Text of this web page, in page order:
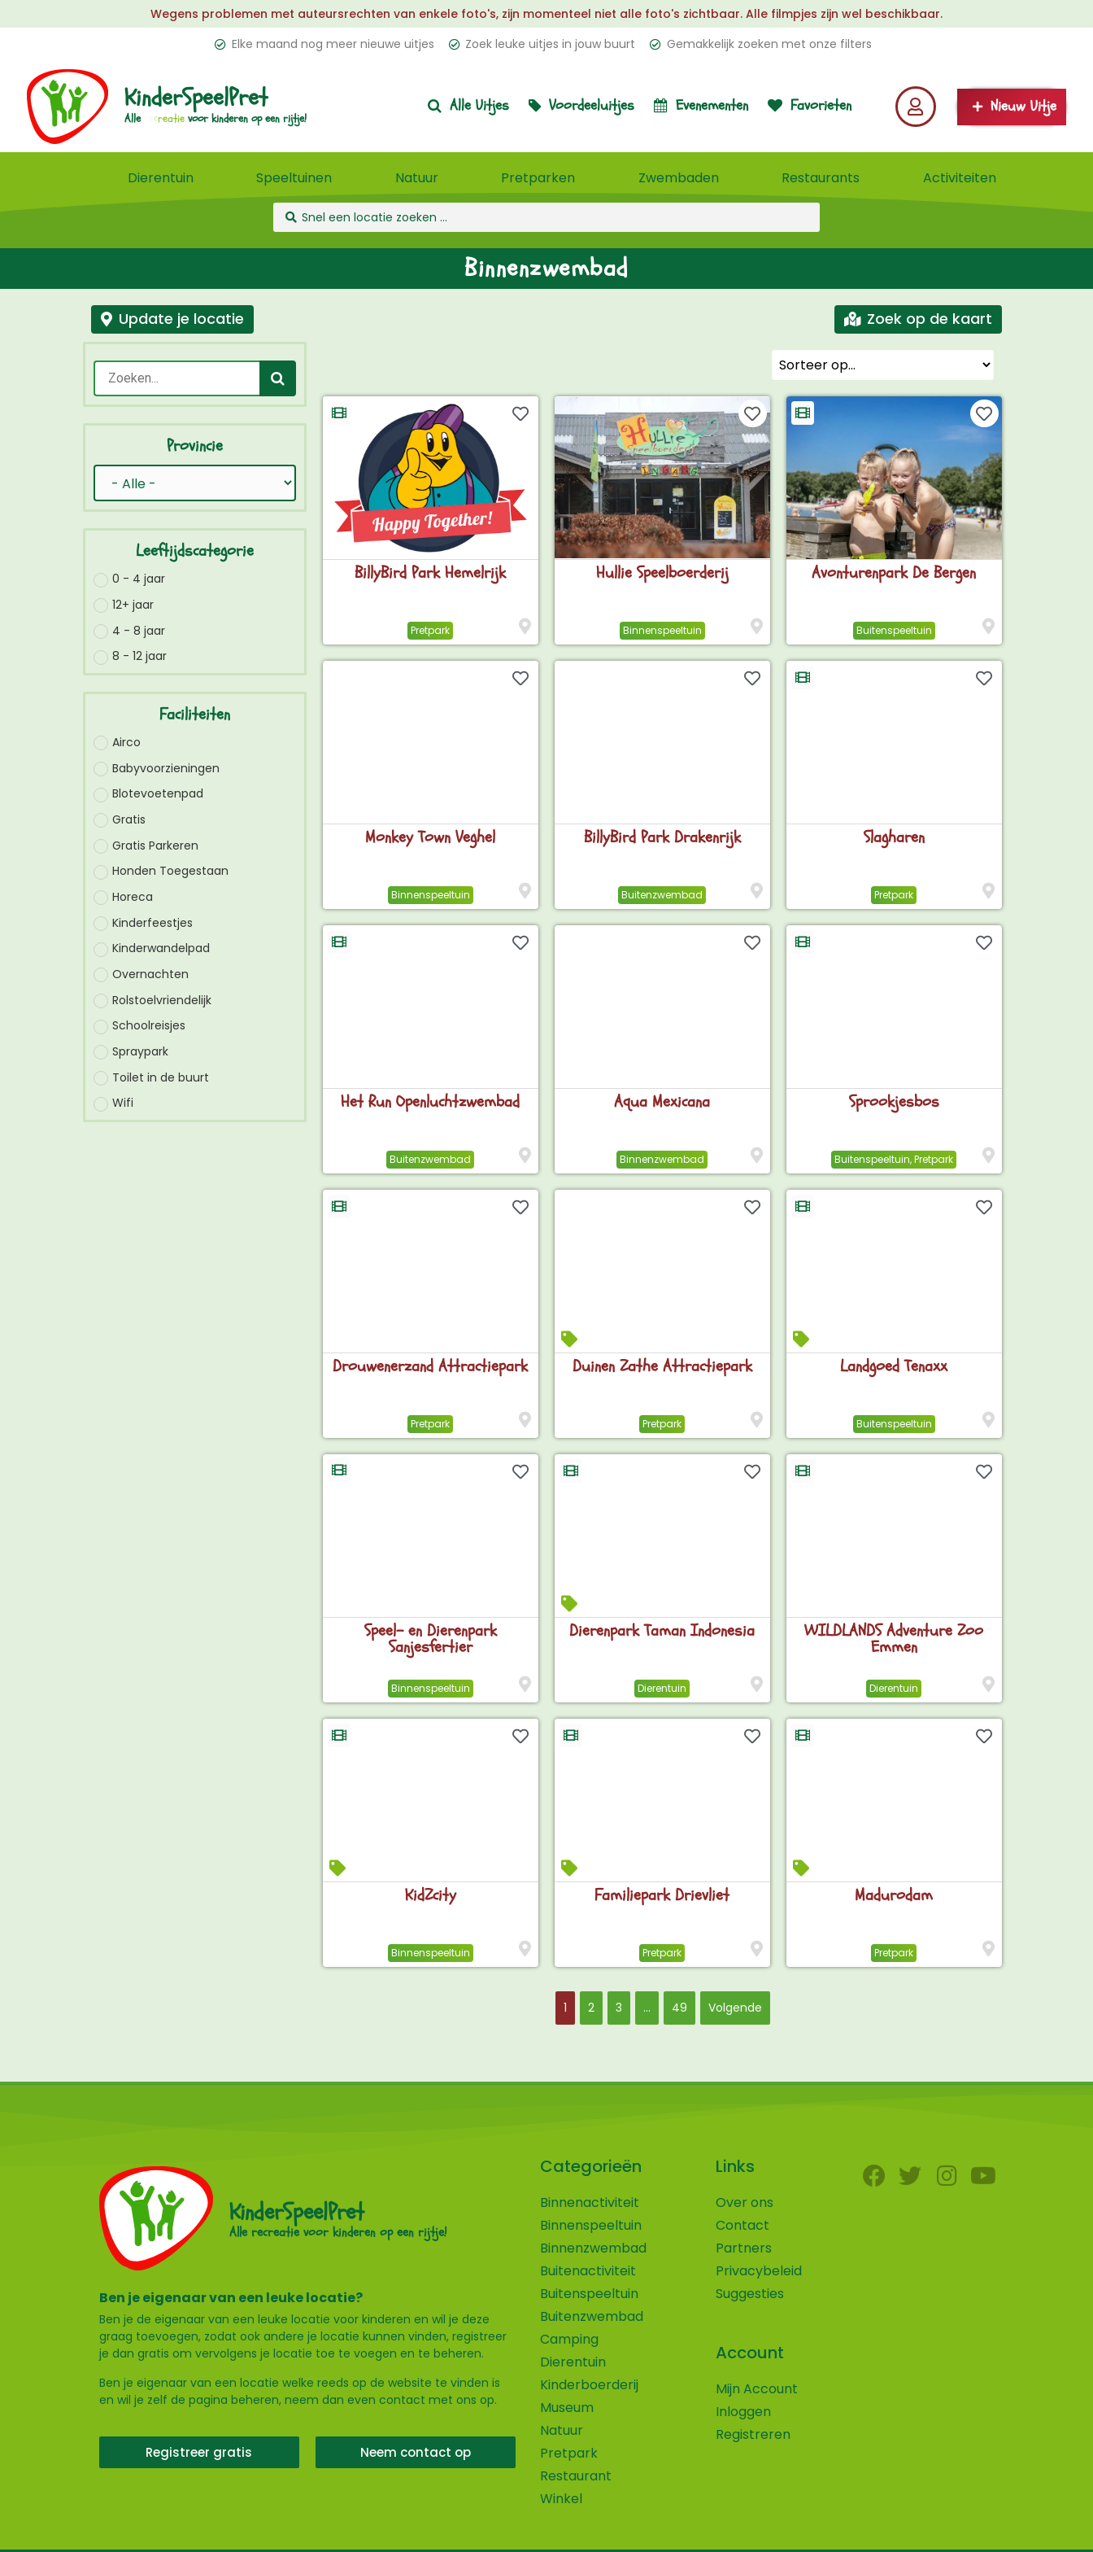
Wegens problemen met auteursrechten van enkele foto's, zijn momenteel niet alle foto's zichtbaar. Alle filmpjes zijn wel beschikbaar.
Elke maand nog meer nieuwe uitjes
Zoek leuke uitjes in jouw buurt Gemakkelijk zoeken met onze filters
KinderSpeelPret
Alle voor kinderen op een rijtje!
Alle Uitjes Voordeeluitjes Evenementen Favorieten Nieuw Uitje
Dierentuin Speeltuinen Natuur Pretparken Zwembaden Restaurants Activiteiten
Binnenzwembad
Update je locatie Zoek op de kaart
Provincie
Leeftijdscategorie
0 - 4 jaar
12+ jaar
4 - 8 jaar
8 - 12 jaar
Faciliteiten
Airco
Babyvoorzieningen
Blotevoetenpad
Gratis
Gratis Parkeren
Honden Toegestaan
Horeca
Kinderfeestjes
Kinderwandelpad
Overnachten
Rolstoelvriendelijk
Schoolreisjes
Spraypark
Toilet in de buurt
Wifi
BillyBird Park Hemelrijk
Pretpark
Hullie Speelboerderij
Binnenspeeltuin
Avonturenpark De Bergen
Buitenspeeltuin
Monkey Town Veghel
Binnenspeeltuin
BillyBird Park Drakenrijk
Buitenzwembad
Slagharen
Pretpark
Het Run Openluchtzwembad
Buitenzwembad
Aqua Mexicana
Binnenzwembad
Sprookjesbos
Buitenspeeltuin,Pretpark
Drouwenerzand Attractiepark
Pretpark
Duinen Zathe Attractiepark
Pretpark
Landgoed Tenaxx
Buitenspeeltuin
Speel- en Dierenpark
Sanjesfertier
Binnenspeeltuin
Dierenpark Taman Indonesia
Dierentuin
WILDLANDS Adventure Zoo
Emmen
Dierentuin
KidZcity
Binnenspeeltuin
Familiepark Drievliet
Pretpark
Madurodam
Pretpark
1 2 3 … 49 Volgende
KinderSpeelPret
Alle recreatie voor kinderen op een rijtje!
Ben je eigenaar van een leuke locatie?
Ben je de eigenaar van een leuke locatie voor kinderen en wil je deze
graag toevoegen, zodat ook andere je locatie kunnen vinden, registreer
je dan gratis om vervolgens je locatie toe te voegen en te beheren.
Ben je eigenaar van een locatie welke reeds op de website te vinden is
en wil je zelf de pagina beheren, neem dan even contact met ons op.
Registreer gratis Neem contact op
Categorieën
Binnenactiviteit
Binnenspeeltuin
Binnenzwembad
Buitenactiviteit
Buitenspeeltuin
Buitenzwembad
Camping
Dierentuin
Kinderboerderij
Museum
Natuur
Pretpark
Restaurant
Winkel
Links
Over ons
Contact
Partners
Privacybeleid
Suggesties
Account
Mijn Account
Inloggen
Registreren
Wij maken gebruik van cookies
Accepteren Privacybeleid
Volg ons op social media!
Vind je onze website leuk en wil je ons dat laten weten